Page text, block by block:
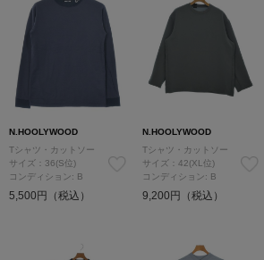
N.HOOLYWOOD
Tシャツ・カットソー
サイズ：36(S位)
コンディション: B
5,500円（税込）
N.HOOLYWOOD
Tシャツ・カットソー
サイズ：42(XL位)
コンディション: B
9,200円（税込）